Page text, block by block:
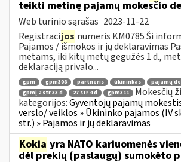
teikti metinę pajamų mokesčio
Web turinio sąrašas 2023-11-22
Registracijos numeris KM0785 Ši
Pajamos / išmokos ir jų deklaravimas
metams, iki kitų metų gegužės 1 d.,
deklaraciją privalo...
gpm gpm308 partneris ūkininkas
pajamų
gpmį 2 str 33 d
27 str 4 d gpm311
Mokesčių
kategorijos:Gyventojų pajamų
verslo/ veiklos » Ūkininko pajamos (IV
str.) » Pajamos ir jų deklaravimas
Kokia yra NATO kariuomenės
dėl prekių (paslaugų) sumokėto